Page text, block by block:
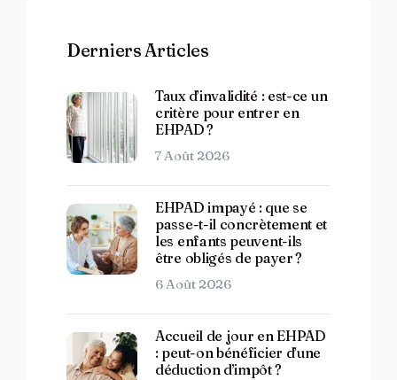
Derniers Articles
Taux d’invalidité : est-ce un
critère pour entrer en
EHPAD ?
7 Août 2026
EHPAD impayé : que se
passe-t-il concrètement et
les enfants peuvent-ils
être obligés de payer ?
6 Août 2026
Accueil de jour en EHPAD
: peut-on bénéficier d’une
déduction d’impôt ?